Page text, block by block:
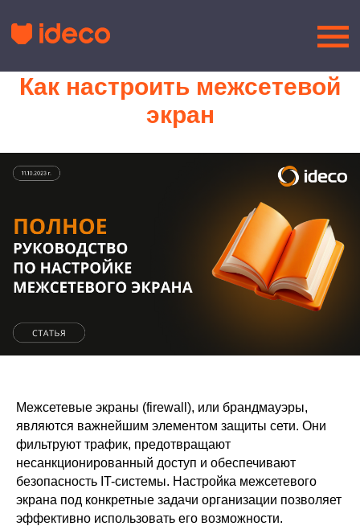
Как настроить межсетевой
экран
Межсетевые экраны (firewall), или брандмауэры,
являются важнейшим элементом защиты сети. Они
фильтруют трафик, предотвращают
несанкционированный доступ и обеспечивают
безопасность IT-системы. Настройка межсетевого
экрана под конкретные задачи организации позволяет
эффективно использовать его возможности.